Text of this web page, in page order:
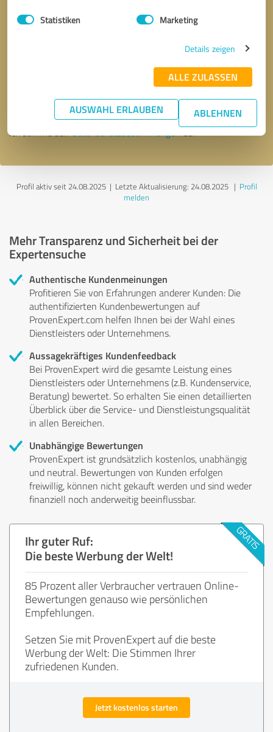
Statistiken Marketing
Details zeigen
ALLE ZULASSEN
AUSWAHL ERLAUBEN ABLEHNEN
* Erforderliche Angaben
Nachricht senden
Ich stimme denDatenschutzbestimmungenzu.
Profil aktiv seit 24.08.2025 | Letzte Aktualisierung: 24.08.2025| Profil
melden
Mehr Transparenz und Sicherheit bei der
Expertensuche
Authentische Kundenmeinungen
Profitieren Sie von Erfahrungen anderer Kunden: Die
authentifizierten Kundenbewertungen auf
ProvenExpert.com helfen Ihnen bei der Wahl eines
Dienstleisters oder Unternehmens.
Aussagekräftiges Kundenfeedback
Bei ProvenExpert wird die gesamte Leistung eines
Dienstleisters oder Unternehmens (z.B. Kundenservice,
Beratung) bewertet. So erhalten Sie einen detaillierten
Überblick über die Service- und Dienstleistungsqualität
in allen Bereichen.
Unabhängige Bewertungen
ProvenExpert ist grundsätzlich kostenlos, unabhängig
und neutral. Bewertungen von Kunden erfolgen
freiwillig, können nicht gekauft werden und sind weder
finanziell noch anderweitig beeinflussbar.
Ihr guter Ruf:
Die beste Werbung der Welt!
85 Prozent aller Verbraucher vertrauen Online-
Bewertungen genauso wie persönlichen
Empfehlungen.
Setzen Sie mit ProvenExpert auf die beste
Werbung der Welt: Die Stimmen Ihrer
zufriedenen Kunden.
Jetzt kostenlos starten